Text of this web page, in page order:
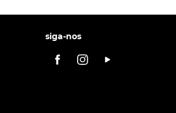
siga-nos